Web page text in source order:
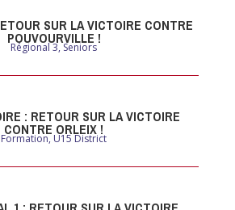
SUR LA VICTOIRE CONTRE
POUVOURVILLE !
Régional 3,Seniors
: RETOUR SUR LA VICTOIRE
CONTRE ORLEIX !
Formation,U15 District